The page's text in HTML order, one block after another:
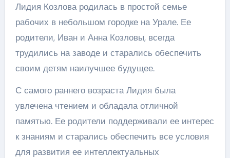
Лидия Козлова родилась в простой семье
рабочих в небольшом городке на Урале. Ее
родители, Иван и Анна Козловы, всегда
трудились на заводе и старались обеспечить
своим детям наилучшее будущее.
С самого раннего возраста Лидия была
увлечена чтением и обладала отличной
памятью. Ее родители поддерживали ее интерес
к знаниям и старались обеспечить все условия
для развития ее интеллектуальных